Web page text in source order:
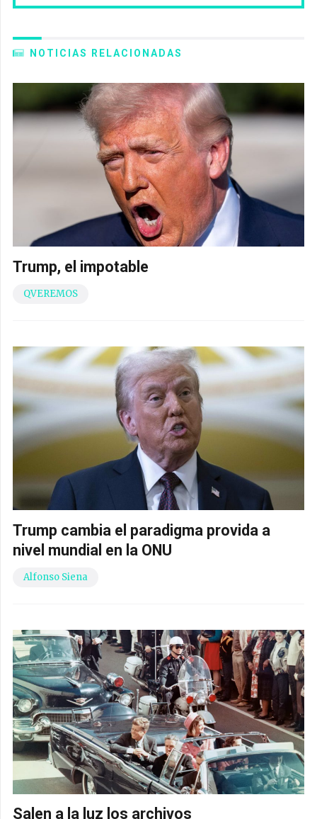
NOTICIAS RELACIONADAS
Trump, el impotable
QVEREMOS
Trump cambia el paradigma provida a
nivel mundial en la ONU
Alfonso Siena
Salen a la luz los archivos